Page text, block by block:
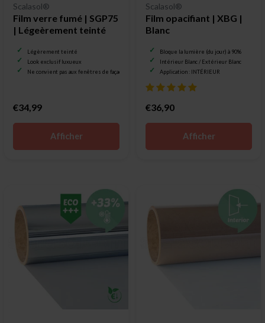
Scalasol®
Film verre fumé | SGP75
| Légeèrement teinté
Légèrement teinté
Look exclusif luxueux
Ne convient pas aux fenêtres de façade
€34,99
Afficher
Scalasol®
Film opacifiant | XBG |
Blanc
Bloque la lumière (du jour) à 90%
Intérieur Blanc / Extérieur Blanc
Application : INTÉRIEUR
€36,90
Afficher